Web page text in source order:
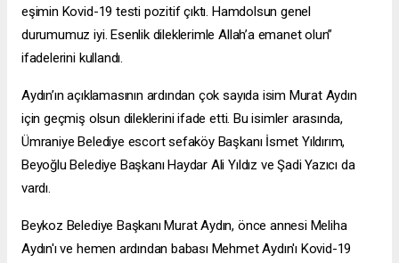
eşimin Kovid-19 testi pozitif çıktı. Hamdolsun genel
durumumuz iyi. Esenlik dileklerimle Allah’a emanet olun”
ifadelerini kullandı.
Aydın’ın açıklamasının ardından çok sayıda isim Murat Aydın
için geçmiş olsun dileklerini ifade etti. Bu isimler arasında,
Ümraniye Belediye escort sefaköyBaşkanı İsmet Yıldırım,
Beyoğlu Belediye Başkanı Haydar Ali Yıldız ve Şadi Yazıcı da
vardı.
Beykoz Belediye Başkanı Murat Aydın, önce annesi Meliha
Aydın'ı ve hemen ardından babası Mehmet Aydın'ı Kovid-19